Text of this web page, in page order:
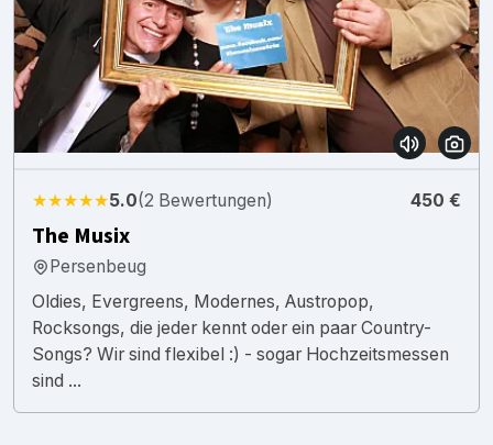
★★★★★5.0(2 Bewertungen) 450 €
The Musix
Persenbeug
Oldies, Evergreens, Modernes, Austropop,
Rocksongs, die jeder kennt oder ein paar Country-
Songs? Wir sind flexibel :) - sogar Hochzeitsmessen
sind ...